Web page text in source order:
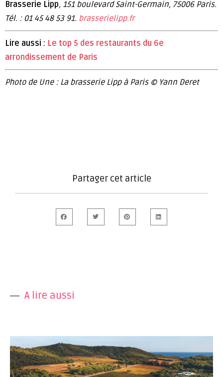
Brasserie Lipp, 151 boulevard Saint-Germain, 75006 Paris.
Tél. : 01 45 48 53 91. brasserielipp.fr
Lire aussi : Le top 5 des restaurants du 6e
arrondissement de Paris
Photo de Une : La brasserie Lipp à Paris © Yann Deret
Partager cet article
A lire aussi